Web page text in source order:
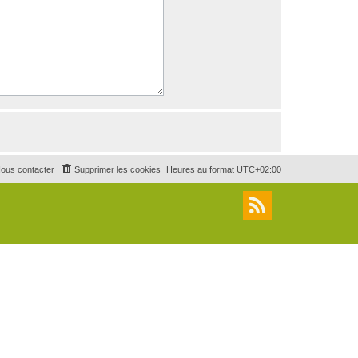
Heures au format UTC+02:00
Supprimer les cookies
contacter